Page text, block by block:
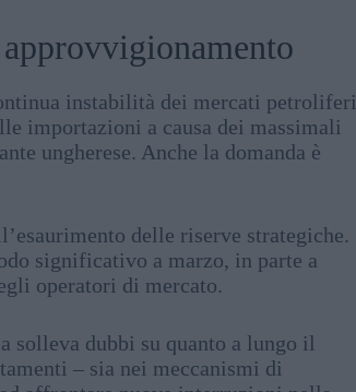
instabilità dei mercati petroliferi
importazioni a causa dei massimali
ungherese. Anche la domanda è
delle riserve strategiche.
significativo a marzo, in parte a
operatori di mercato.
solleva dubbi su quanto a lungo il
– sia nei meccanismi di